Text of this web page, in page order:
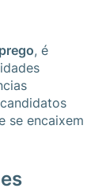
, é
se encaixem